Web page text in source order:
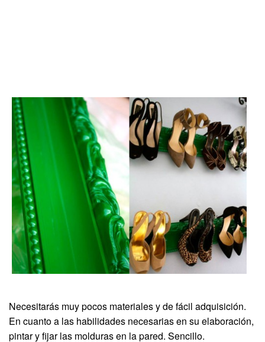
Necesitarás muy pocos materiales y de fácil adquisición.
En cuanto a las habilidades necesarias en su elaboración,
pintar y fijar las molduras en la pared. Sencillo.